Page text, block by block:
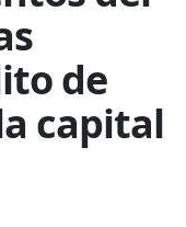
de
capital